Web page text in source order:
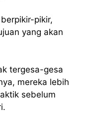
pikir,
yang akan
tergesa-gesa
mereka lebih
sebelum